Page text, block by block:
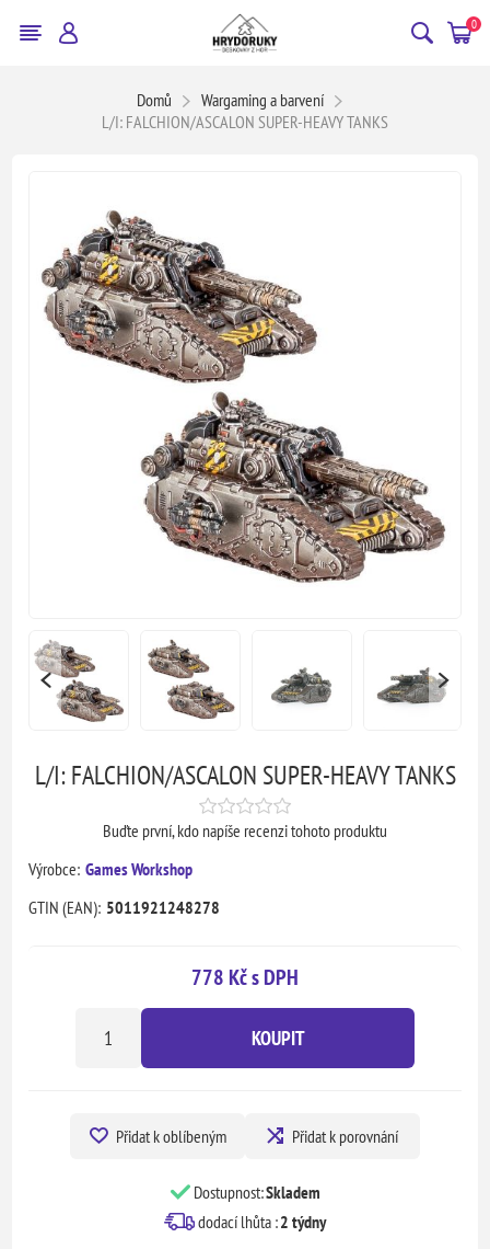
0
Domů
Wargaming a barvení
L/I: FALCHION/ASCALON SUPER-HEAVY TANKS
L/I: FALCHION/ASCALON SUPER-HEAVY TANKS
Buďte první, kdo napíše recenzi tohoto produktu
Výrobce: Games Workshop
GTIN (EAN): 5011921248278
778 Kč s DPH
KOUPIT
Přidat k oblíbeným Přidat k porovnání
Dostupnost:Skladem
dodací lhůta :2 týdny